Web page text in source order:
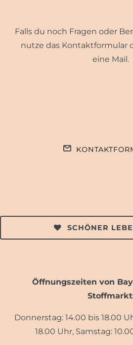
Falls du noch Fragen oder
nutze das Kontaktformular
eine Mail.
SCHÖNER
Öffnungszeiten von
Donnerstag: 14.00 bis 18.00
18.00 Uhr, Samstag: